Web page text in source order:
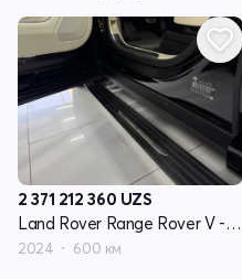
2 371 212 360 UZS
Land Rover Range Rover V - поколение
2024 600 км